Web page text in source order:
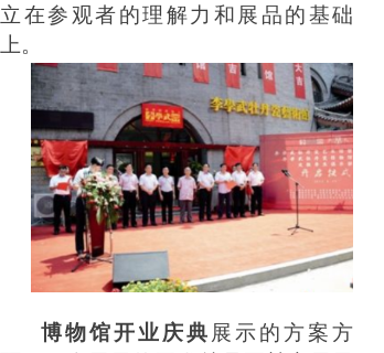
立在参观者的理解力和展品的基础
上。
博物馆开业庆典 展示的方案方